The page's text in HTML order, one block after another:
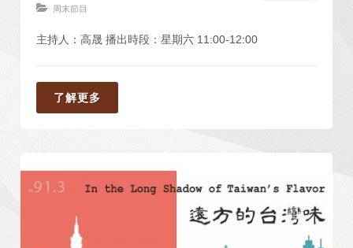
周末節目
主持人：高晟 播出時段：星期六 11:00-12:00
了解更多